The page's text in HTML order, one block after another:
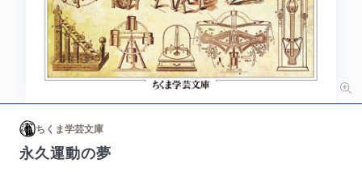
ちくま学芸文庫
永久運動の夢